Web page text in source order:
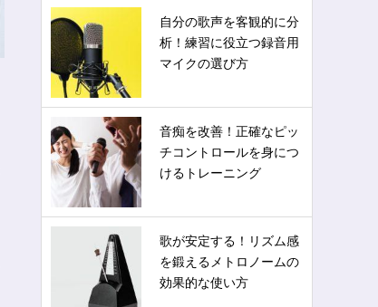
自分の歌声を客観的に分
析！練習に役立つ録音用
マイクの選び方
音痴を改善！正確なピッ
チコントロールを身につ
けるトレーニング
歌が安定する！リズム感
を鍛えるメトロノームの
効果的な使い方